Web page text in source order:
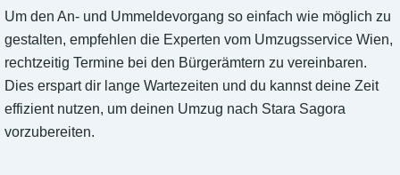
Um den An- und Ummeldevorgang so einfach wie möglich zu
gestalten, empfehlen die Experten vom Umzugsservice Wien,
rechtzeitig Termine bei den Bürgerämtern zu vereinbaren.
Dies erspart dir lange Wartezeiten und du kannst deine Zeit
effizient nutzen, um deinen Umzug nach Stara Sagora
vorzubereiten.